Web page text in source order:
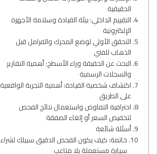
الحقيقية
التقييم الداخلي: بيئة القيادة وسلامة الأجهزة
الإلكترونية
التحقق الأولي لوضع المحرك والفرامل قبل
الذهاب للفني
البحث عن الحقيقة وراء الأسطح: أهمية التقارير
والسجلات الرسمية
اكتشاف شخصية القيادة: أهمية التجربة الواقعية
على الطريق
احترافية التفاوض واستعمال نتائج الفحص
لتخفيض السعر أو إلغاء الصفقة
أسئلة شائعة
خاتمة: كيف يكون الفحص الدقيق سبيلك لشراء
سيارة مستعملة بلا متاعب